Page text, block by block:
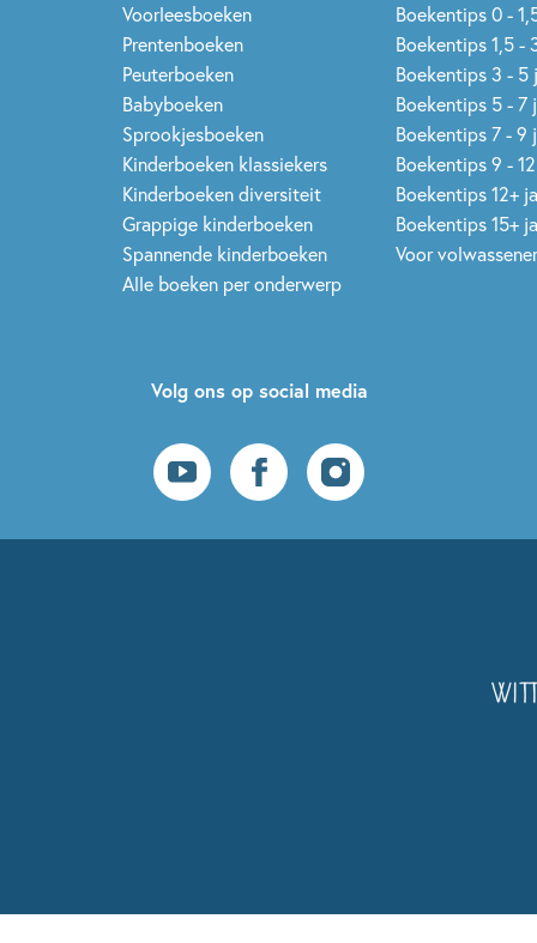
Voorleesboeken
Prentenboeken
Peuterboeken
Babyboeken
Sprookjesboeken
Kinderboeken klassiekers
Kinderboeken diversiteit
Grappige kinderboeken
Spannende kinderboeken
Alle boeken per onderwerp
Boekentips 0 -
Boekentips 1,5 -
Boekentips 3 - 5
Boekentips 5 - 7
Boekentips 7 - 9
Boekentips 9 -
Boekentips 12+
Boekentips 15+
Voor
Volg ons op social media